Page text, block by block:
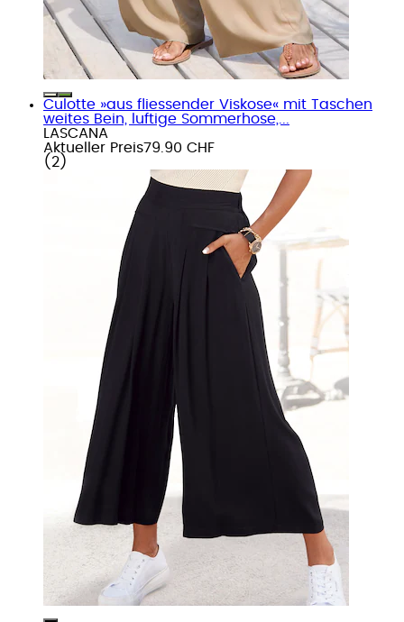
Culotte »aus fliessender Viskose« mit Taschen
weites Bein, luftige Sommerhose,...
LASCANA
Aktueller Preis79.90 CHF
( 2 )